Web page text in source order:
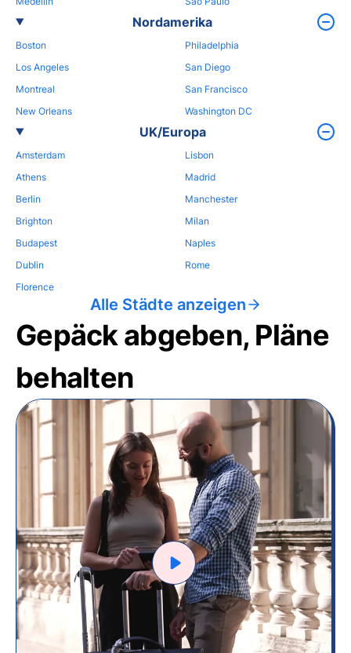
Nordamerika
Boston
Los Angeles
Montreal
New Orleans
Philadelphia
San Diego
San Francisco
Washington DC
UK/Europa
Amsterdam
Athens
Berlin
Brighton
Budapest
Dublin
Florence
Lisbon
Madrid
Manchester
Milan
Naples
Rome
Alle Städte anzeigen
Gepäck abgeben, Pläne
behalten